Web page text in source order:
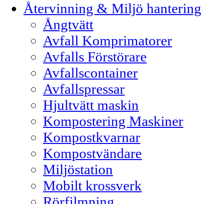
Återvinning & Miljö hantering
Ångtvätt
Avfall Komprimatorer
Avfalls Förstörare
Avfallscontainer
Avfallspressar
Hjultvätt maskin
Kompostering Maskiner
Kompostkvarnar
Kompostvändare
Miljöstation
Mobilt krossverk